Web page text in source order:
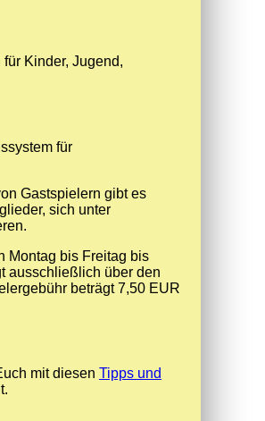
Kinder, Jugend,
für
Gastspielern gibt es
sich unter
Montag bis Freitag bis
ausschließlich über den
beträgt 7,50 EUR
mit diesen Tipps und